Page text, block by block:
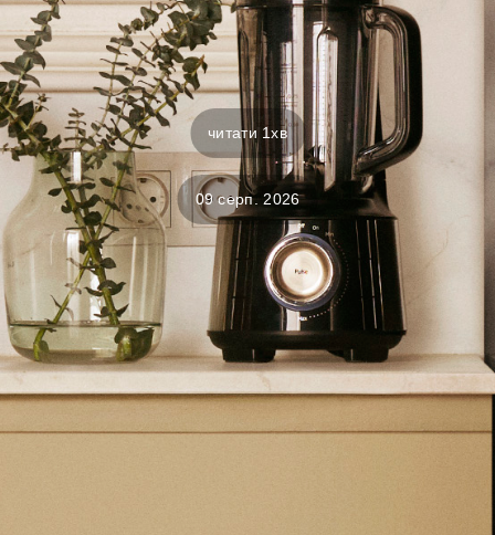
читати 1хв
09 серп. 2026